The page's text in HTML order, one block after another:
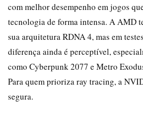
com melhor desempenho em jogos
tecnologia de forma intensa. A AMD
sua arquitetura RDNA 4, mas em
diferença ainda é perceptível,
como Cyberpunk 2077 e Metro
Para quem prioriza ray tracing, a
segura.